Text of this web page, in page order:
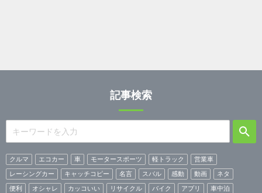
記事検索
クルマ エコカー 車 モータースポーツ 軽トラック
営業車
レーシングカー
キャッチコピー 名言 スバル 感動 動画
ネタ
便利
オシャレ カッコいい リサイクル バイク アプリ
車中泊